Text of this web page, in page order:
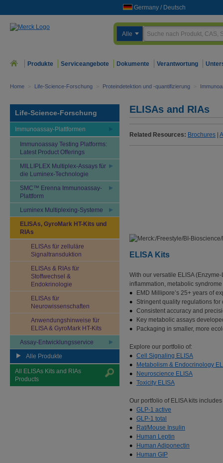
Germany / Deutsch
Alle
Produkte Serviceangebote Dokumente Verantwortung
Home > Life-Science-Forschung > Proteindetektion und -quantifizierung >
Life-Science-Forschung
Immunoassay-Plattformen
Immunoassay Testing Platforms:
Latest Product Offerings
MILLIPLEX Multiplex-Assays für
die Luminex-Technologie
SMC™ Erenna Immunoassay-
Plattform
Luminex Multiplexing-Systeme
ELISAs, GyroMark HT-Kits und
RIAs
ELISAs für zelluläre
Signaltransduktion
ELISAs & RIAs für
Stoffwechsel &
Endokrinologie
ELISAs für
Neurowissenschaften
Anwendungshinweise für
ELISA & GyroMark HT-Kits
Assay-Entwicklungsservice
Alle Produkte
All ELISAs Kits and RIAs
Products
ELISAs and RIAs
Related Resources: Brochures
ELISA Kits
With our versatile ELISA
inflammation, metabolic
EMD Millipore’s 25+ years of
Stringent quality regulations
Consistent accuracy and
Key metabolic assays
Packaging in smaller, more
Explore our portfolio of:
Cell Signaling ELISA
Metabolism & Endocrinology
Neuroscience ELISA
Toxicity ELISA
Our portfolio of ELISA kits
GLP-1 active
GLP-1 total
Rat/Mouse Insulin
Human Leptin
Human Adiponectin
Human GIP